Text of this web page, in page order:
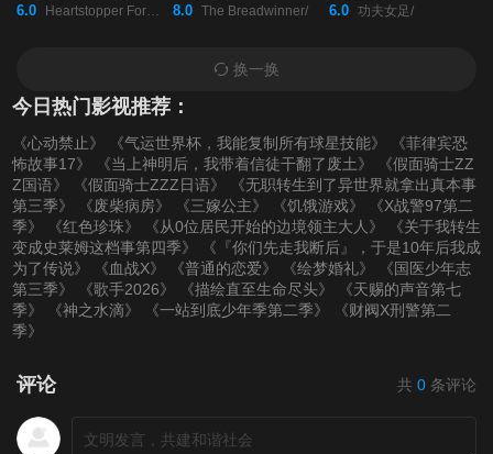
6.0 Heartstopper Forever/ 8.0 The Breadwinner/ 6.0 功夫女足/
换一换
今日热门影视推荐：
《心动禁止》 《气运世界杯，我能复制所有球星技能》
《菲律宾恐
怖故事17》
《当上神明后，我带着信徒干翻了废土》
《假面骑士ZZ
Z国语》
《假面骑士ZZZ日语》
《无职转生到了异世界就拿出真本事
第三季》
《废柴病房》 《三嫁公主》 《饥饿游戏》
《X战警97第二
季》
《红色珍珠》 《从0位居民开始的边境领主大人》
《关于我转生
变成史莱姆这档事第四季》
《『你们先走我断后』，于是10年后我成
为了传说》
《血战X》 《普通的恋爱》 《绘梦婚礼》
《国医少年志
第三季》
《歌手2026》 《描绘直至生命尽头》
《天赐的声音第七
季》
《神之水滴》 《一站到底少年季第二季》
《财阀X刑警第二
季》
评论 共 0 条评论